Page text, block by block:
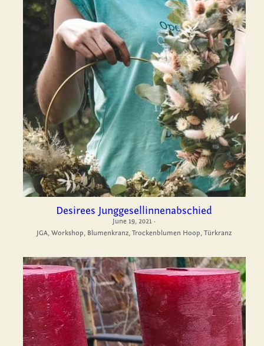
Desirees Junggesellinnenabschied
June 19, 2021 ·
JGA, Workshop, Blumenkranz, Trockenblumen Hoop, Türkranz